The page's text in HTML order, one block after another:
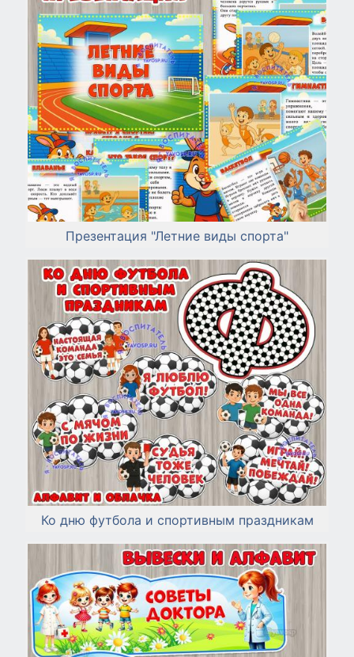
Презентация "Летние виды спорта"
Ко дню футбола и спортивным праздникам